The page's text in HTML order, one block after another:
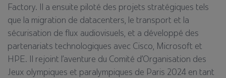
Factory. Il a ensuite piloté des projets stratégiques tels
que la migration de datacenters, le transport et la
sécurisation de flux audiovisuels, et a développé des
partenariats technologiques avec Cisco, Microsoft et
HPE. Il rejoint l’aventure du Comité d’Organisation des
Jeux olympiques et paralympiques de Paris 2024 en tant